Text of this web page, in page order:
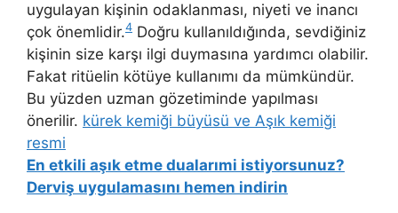
uygulayan kişinin odaklanması, niyeti ve inancı
çok önemlidir.4 Doğru kullanıldığında, sevdiğiniz
kişinin size karşı ilgi duymasına yardımcı olabilir.
Fakat ritüelin kötüye kullanımı da mümkündür.
Bu yüzden uzman gözetiminde yapılması
önerilir. kürek kemiği büyüsü ve Aşık kemiği
resmi
En etkili aşık etme dualarımi istiyorsunuz?
Derviş uygulamasını hemen indirin